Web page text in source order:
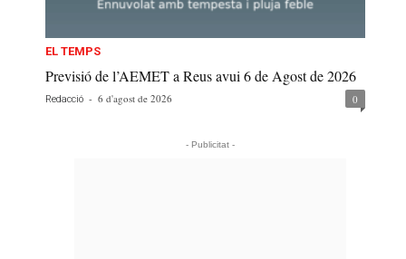
EL TEMPS
Previsió de l’AEMET a Reus avui 6 de Agost de 2026
Redacció - 6 d'agost de 2026 0
- Publicitat -